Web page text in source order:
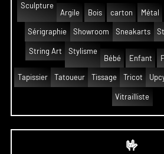
Sculpture
Argile
Bois carton Métal
Sérigraphie Showroom Sneakarts
String Art
Stylisme
Bébé
Enfant
Tapissier Tatoueur Tissage Tricot
Vitrailliste
🤟